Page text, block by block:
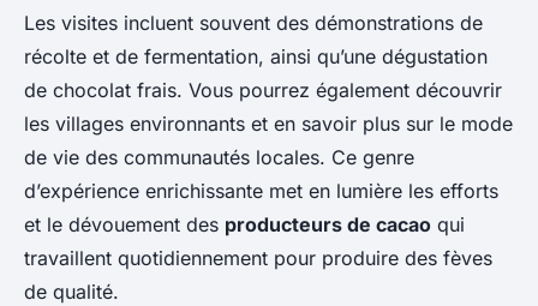
Les visites incluent souvent des démonstrations de
récolte et de fermentation, ainsi qu’une dégustation
de chocolat frais. Vous pourrez également découvrir
les villages environnants et en savoir plus sur le mode
de vie des communautés locales. Ce genre
d’expérience enrichissante met en lumière les efforts
et le dévouement des producteurs de cacao qui
travaillent quotidiennement pour produire des fèves
de qualité.